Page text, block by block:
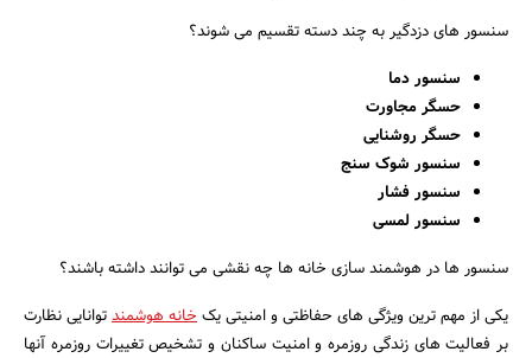
سنسور های دزدگیر به چند دسته تقسیم می شوند؟
سنسور دما
حسگر مجاورت
حسگر روشنایی
سنسور شوک سنج
سنسور فشار
سنسور لمسی
سنسور ها در هوشمند سازی خانه ها چه نقشی می توانند داشته باشند؟
یکی از مهم ترین ویژگی های حفاظتی و امنیتی یکخانه هوشمندتوانایی نظارت
بر فعالیت های زندگی روزمره و امنیت ساکنان و تشخیص تغییرات روزمره آنها